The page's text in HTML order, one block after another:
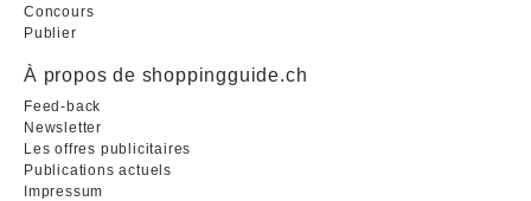
Concours
Publier
À propos de shoppingguide.ch
Feed-back
Newsletter
Les offres publicitaires
Publications actuels
Impressum